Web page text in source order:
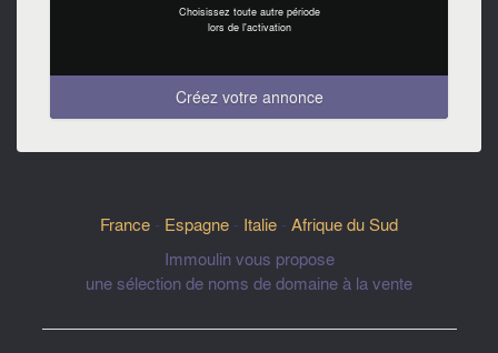
Choisissez toute autre période
lors de l'activation
Créez votre annonce
France - Espagne - Italie - Afrique du Sud
Immoulin vous propose
une sélection de noms de domaine à la vente